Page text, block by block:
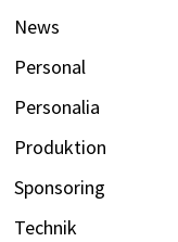
News
Personal
Personalia
Produktion
Sponsoring
Technik